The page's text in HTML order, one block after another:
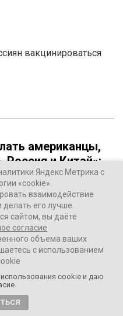
вакцинироваться
американцы,
и Китай»:
Яндекс Метрика с
«cookie».
взаимодействие
делать его лучше.
сайтом, вы даёте
согласие
объема ваших
с использованием
cookie и даю